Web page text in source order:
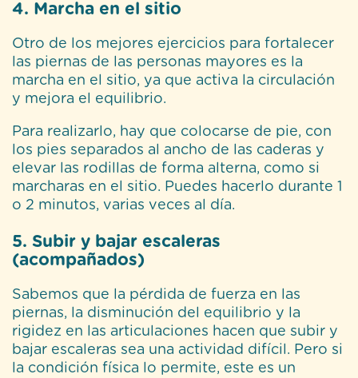
4. Marcha en el sitio
Otro de los mejores ejercicios para fortalecer
las piernas de las personas mayores es la
marcha en el sitio, ya que activa la circulación
y mejora el equilibrio.
Para realizarlo, hay que colocarse de pie, con
los pies separados al ancho de las caderas y
elevar las rodillas de forma alterna, como si
marcharas en el sitio. Puedes hacerlo durante 1
o 2 minutos, varias veces al día.
5. Subir y bajar escaleras
(acompañados)
Sabemos que la pérdida de fuerza en las
piernas, la disminución del equilibrio y la
rigidez en las articulaciones hacen que subir y
bajar escaleras sea una actividad difícil. Pero si
la condición física lo permite, este es un